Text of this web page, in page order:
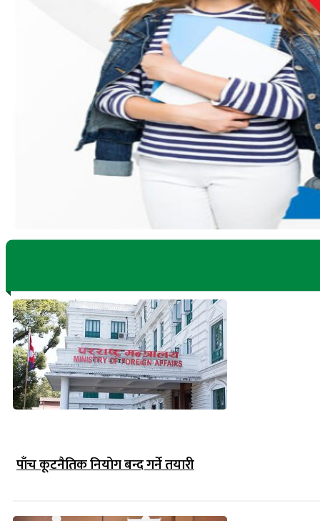
पाँच कूटनैतिक नियोग बन्द गर्ने तयारी